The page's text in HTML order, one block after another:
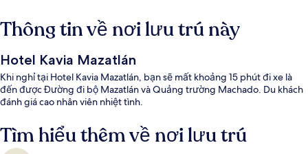
Thông tin về nơi lưu trú này
Hotel Kavia Mazatlán
Khi nghỉ tại Hotel Kavia Mazatlán, bạn sẽ mất khoảng 15 phút đi xe là
đến được Đường đi bộ Mazatlán và Quảng trường Machado. Du khách
đánh giá cao nhân viên nhiệt tình.
Tìm hiểu thêm về nơi lưu trú